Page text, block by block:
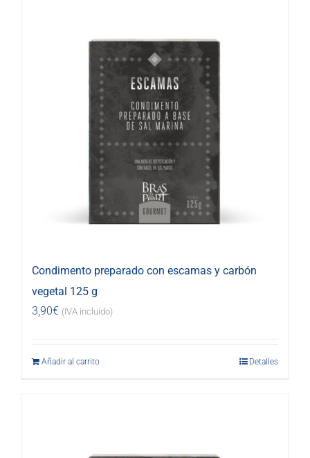
Condimento preparado con escamas y carbón
vegetal 125 g
3,90€ (IVA incluido)
Añadir al carrito Detalles